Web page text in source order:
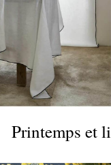
Printemps et